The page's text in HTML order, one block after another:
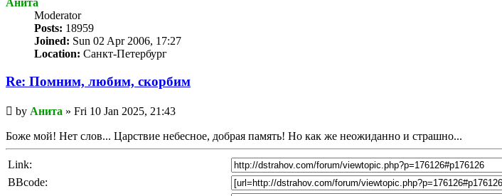
Анита
Мoderator
Posts: 18959
Joined: Sun 02 Apr 2006, 17:27
Location: Санкт-Петербург
Re: Помним, любим, скорбим
Unread
post
by Анита » Fri 10 Jan 2025, 21:43
Боже мой! Нет слов... Царствие небесное, добрая память! Но как же неожиданно и страшно...
Link:
BBcode: